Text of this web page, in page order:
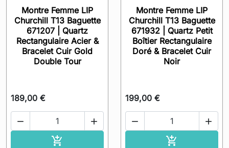
Montre Femme LIP
Churchill T13 Baguette
671207 | Quartz
Rectangulaire Acier &
Bracelet Cuir Gold
Double Tour
189,00 €
 

Montre Femme LIP
Churchill T13 Baguette
671932 | Quartz Petit
Boîtier Rectangulaire
Doré & Bracelet Cuir
Noir
199,00 €
 
